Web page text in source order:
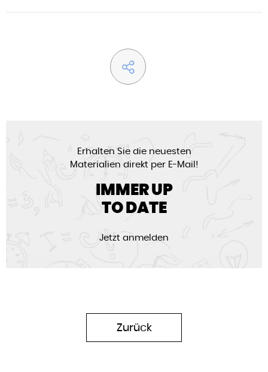
Erhalten Sie die neuesten
Materialien direkt per E-Mail!
IMMER UP
TO DATE
Jetzt anmelden
Zurück